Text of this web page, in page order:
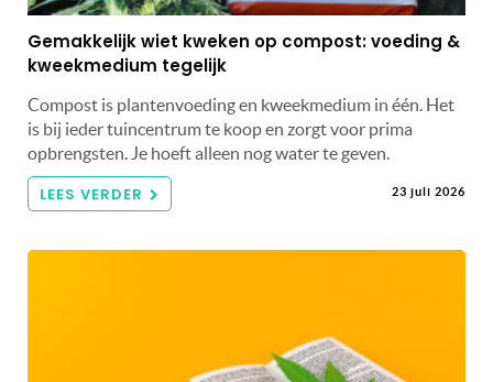
Gemakkelijk wiet kweken op compost: voeding &
kweekmedium tegelijk
Compost is plantenvoeding en kweekmedium in één. Het
is bij ieder tuincentrum te koop en zorgt voor prima
opbrengsten. Je hoeft alleen nog water te geven.
LEES VERDER 23 juli 2026